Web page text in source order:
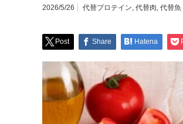
2026/5/26 代替プロテイン, 代替肉, 代替魚
Post Share Hatena